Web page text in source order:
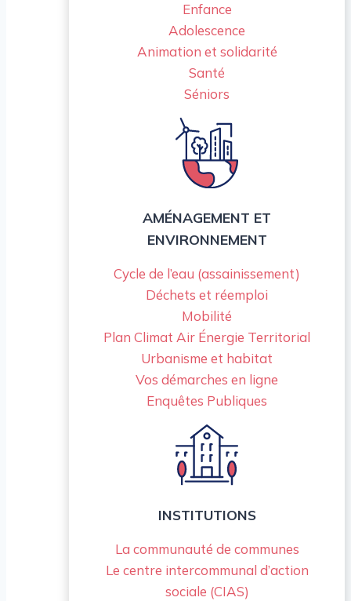
Enfance
Adolescence
Animation et solidarité
Santé
Séniors
AMÉNAGEMENT ET
ENVIRONNEMENT
Cycle de l’eau (assainissement)
Déchets et réemploi
Mobilité
Plan Climat Air Énergie Territorial
Urbanisme et habitat
Vos démarches en ligne
Enquêtes Publiques
INSTITUTIONS
La communauté de communes
Le centre intercommunal d’action
sociale (CIAS)